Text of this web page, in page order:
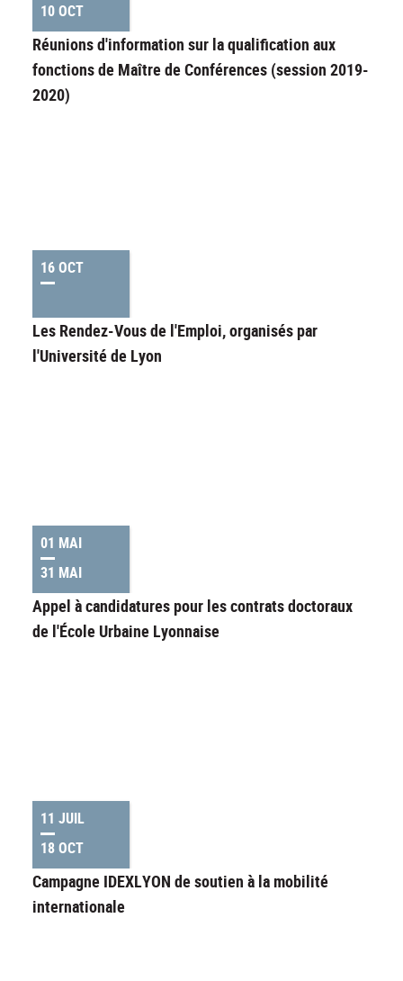
10 OCT
Réunions d'information sur la qualification aux
fonctions de Maître de Conférences (session 2019-
2020)
16 OCT
Les Rendez-Vous de l'Emploi, organisés par
l'Université de Lyon
01 MAI
31 MAI
Appel à candidatures pour les contrats doctoraux
de l'École Urbaine Lyonnaise
11 JUIL
18 OCT
Campagne IDEXLYON de soutien à la mobilité
internationale